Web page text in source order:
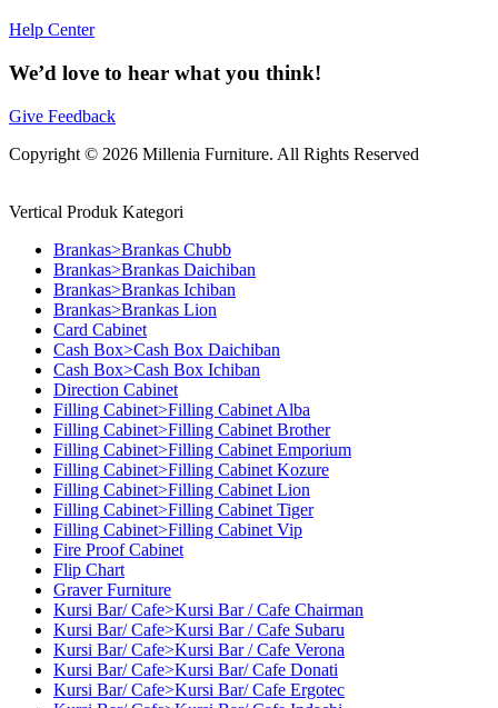
Help Center
We’d love to hear what you think!
Give Feedback
Copyright © 2026 Millenia Furniture. All Rights Reserved
Vertical Produk Kategori
Brankas>Brankas Chubb
Brankas>Brankas Daichiban
Brankas>Brankas Ichiban
Brankas>Brankas Lion
Card Cabinet
Cash Box>Cash Box Daichiban
Cash Box>Cash Box Ichiban
Direction Cabinet
Filling Cabinet>Filling Cabinet Alba
Filling Cabinet>Filling Cabinet Brother
Filling Cabinet>Filling Cabinet Emporium
Filling Cabinet>Filling Cabinet Kozure
Filling Cabinet>Filling Cabinet Lion
Filling Cabinet>Filling Cabinet Tiger
Filling Cabinet>Filling Cabinet Vip
Fire Proof Cabinet
Flip Chart
Graver Furniture
Kursi Bar/ Cafe>Kursi Bar / Cafe Chairman
Kursi Bar/ Cafe>Kursi Bar / Cafe Subaru
Kursi Bar/ Cafe>Kursi Bar / Cafe Verona
Kursi Bar/ Cafe>Kursi Bar/ Cafe Donati
Kursi Bar/ Cafe>Kursi Bar/ Cafe Ergotec